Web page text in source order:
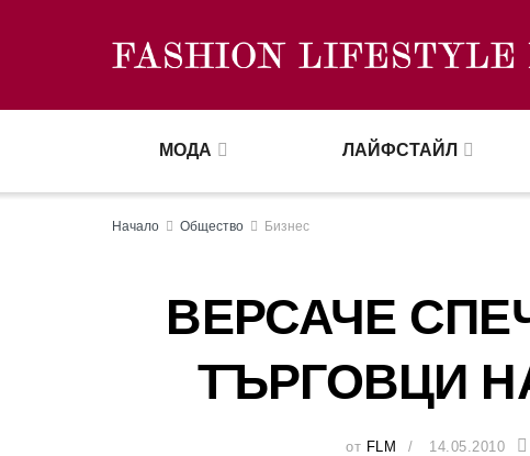
МОДА ЛАЙФСТАЙЛ
Начало Общество Бизнес
ВЕРСАЧЕ
ТЪРГОВЦИ
от FLM 14.05.2010